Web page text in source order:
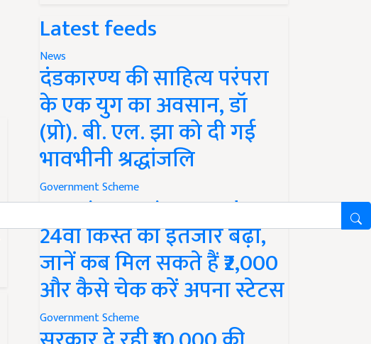
Latest feeds
News
दंडकारण्य की साहित्य परंपरा
के एक युग का अवसान, डॉ
(प्रो). बी. एल. झा को दी गई
भावभीनी श्रद्धांजलि
Government Scheme
PM Kisan Yojana Update:
24वीं किस्त का इंतजार बढ़ा,
जानें कब मिल सकते हैं ₹2,000
और कैसे चेक करें अपना स्टेटस
Government Scheme